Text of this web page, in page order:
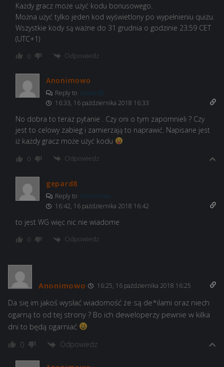
Każdy gracz może użyć kodu bonusowego.
Można użyć tylko jeden kod wyświetlony po wypełnieniu quizu.
Wszystkie kody są ważne do 31 grudnia o godzinie 23:59 CET
(UTC+1)
0 Odpowiedz
Anonimowo
Reply to Gepard8
16:33, 16 października 2018 16:33
No dobra to teraz pytanie . Czy oni o tym zapomnieli ? Czy
jest to celowy zabieg i zamierzają to naprawić. Napisane jest
iż każdy gracz może użyć kodu
0 Odpowiedz
gepard8
Reply to Anonimowo
16:42, 16 października 2018 16:42
to jest WG więc nic nie wiadome
0 Odpowiedz
Anonimowo 16:25, 16 października 2018 16:25
Da się im jakoś wysłać wiadomość że są de*ilami oraz niech
ogarną to od tej strony ? Bo ich deweloperzy pewnie w kilka
dni to będą ogarniać
0 Odpowiedz